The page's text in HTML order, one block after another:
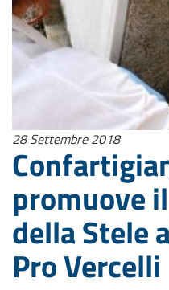
28 Settembre 2018
promuove
della Stele
Pro Vercelli